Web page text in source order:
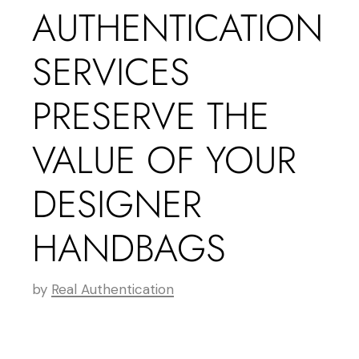
AUTHENTICATION
SERVICES
PRESERVE THE
VALUE OF YOUR
DESIGNER
HANDBAGS
by Real Authentication